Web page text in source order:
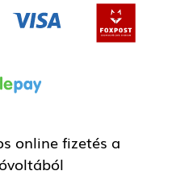
online fizetés a